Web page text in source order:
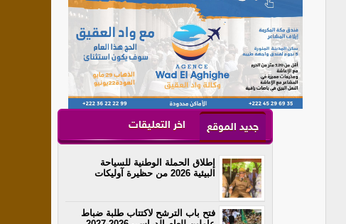
جديد الموقع اخر التعليقات
إطلاق الحملة الوطنية للسياحة
البيئية 2026 من حظيرة آوليكات
فتح باب الترشح لاكتتاب طلبة ضباط